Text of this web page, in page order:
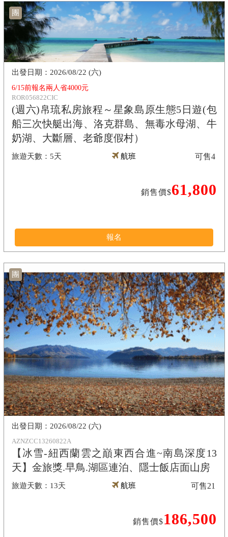
團
6/15前報名兩人省4000元
ROR056822CIC
(週六)帛琉私房旅程～星象島原生態5日遊(包
船三次快艇出海、洛克群島、無毒水母湖、牛
奶湖、大斷層、老爺度假村）
5天
2026/08/22 (六)
航班
銷售價$61,800
可售4
報名
團
AZNZCC13260822A
【冰雪-紐西蘭雲之巔東西合進~南島深度13
天】金旅獎.早鳥.湖區連泊、隱士飯店面山房
13天
2026/08/22 (六)
航班
銷售價$186,500
可售21